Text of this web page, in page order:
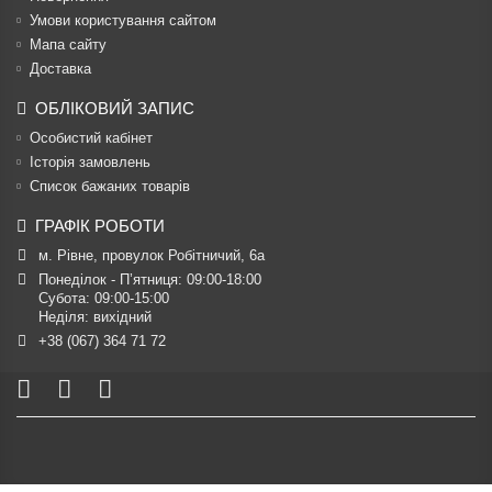
Умови користування сайтом
Мапа сайту
Доставка
ОБЛІКОВИЙ ЗАПИС
Особистий кабінет
Історія замовлень
Список бажаних товарів
ГРАФІК РОБОТИ
м. Рівне, провулок Робітничий, 6а
Понеділок - П’ятниця: 09:00-18:00
Субота: 09:00-15:00
Неділя: вихідний
+38 (067) 364 71 72